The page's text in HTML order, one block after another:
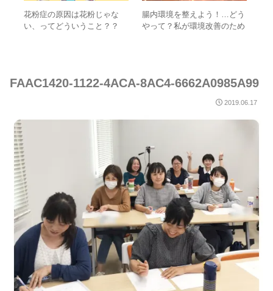
花粉症の原因は花粉じゃな
い、ってどういうこと？？
腸内環境を整えよう！…どう
やって？私が環境改善のため
FAAC1420-1122-4ACA-8AC4-6662A0985A99
2019.06.17